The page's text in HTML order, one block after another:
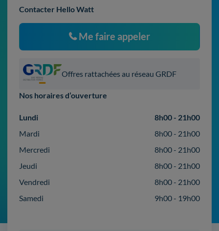
Contacter Hello Watt
Me faire appeler
Offres rattachées au réseau GRDF
Nos horaires d’ouverture
Lundi
8h00 - 21h00
Mardi
8h00 - 21h00
Mercredi
8h00 - 21h00
Jeudi
8h00 - 21h00
Vendredi
8h00 - 21h00
Samedi
9h00 - 19h00